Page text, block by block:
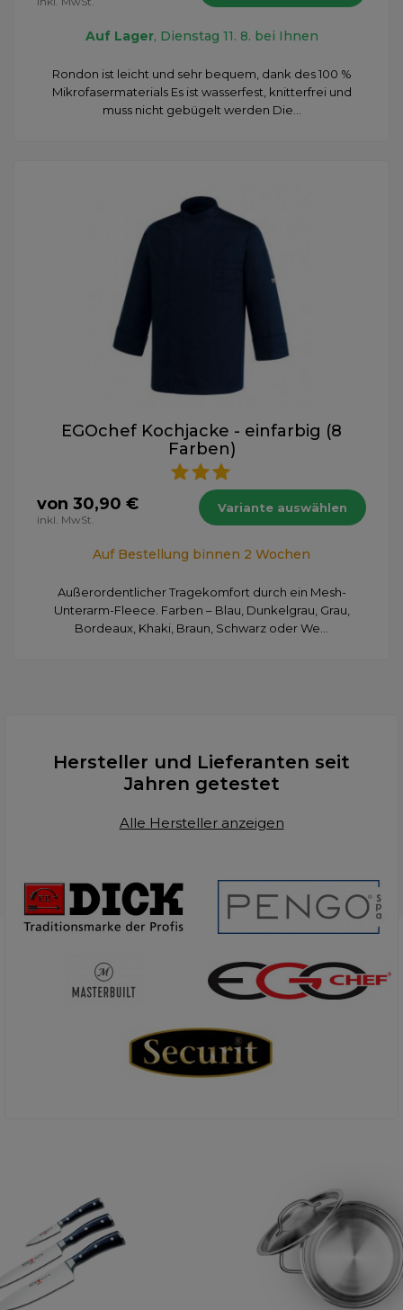
Auf Lager, Dienstag 11. 8. bei Ihnen
Rondon ist leicht und sehr bequem, dank des 100 %
Mikrofasermaterials Es ist wasserfest, knitterfrei und
muss nicht gebügelt werden Die...
EGOchef Kochjacke - einfarbig (8
Farben)
von 30,90 €
inkl. MwSt.
Variante auswählen
Auf Bestellung binnen 2 Wochen
Außerordentlicher Tragekomfort durch ein Mesh-
Unterarm-Fleece. Farben – Blau, Dunkelgrau, Grau,
Bordeaux, Khaki, Braun, Schwarz oder We...
Hersteller und Lieferanten seit
Jahren getestet
Alle Hersteller anzeigen